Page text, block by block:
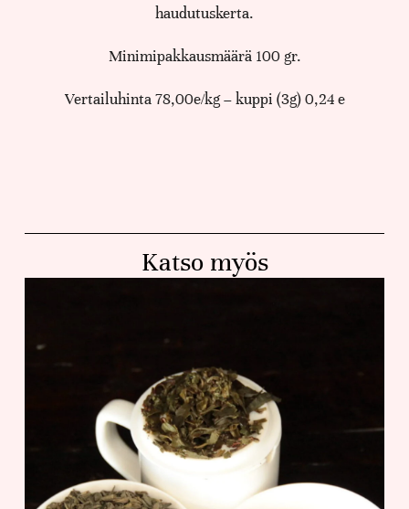
haudutuskerta.
Minimipakkausmäärä 100 gr.
Vertailuhinta 78,00e/kg – kuppi (3g) 0,24 e
Katso myös